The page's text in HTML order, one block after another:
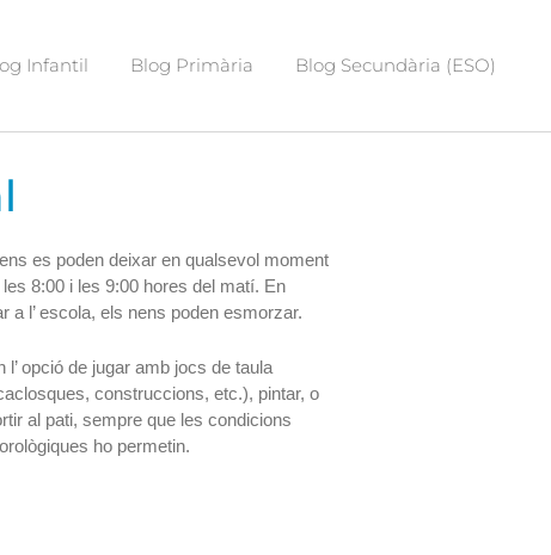
Infantil Blog Primària Blog Secundària (ESO)
es poden deixar en qualsevol moment
8:00 i les 9:00 hores del matí. En
a l’ escola, els nens poden esmorzar.
l’ opció de jugar amb jocs de taula
construccions, etc.), pintar, o
al pati, sempre que les condicions
ho permetin.